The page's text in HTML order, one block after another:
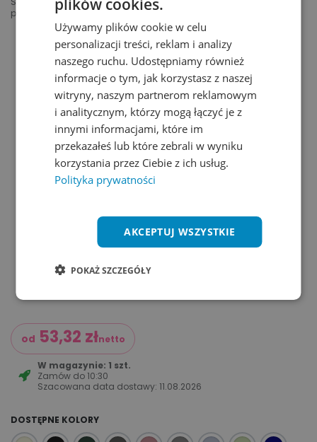
producenta: 9100
od 53,32 złnetto
W magazynie: 1 szt.
Zamów do10:30
Szacowana data dostawy:11.08.2026
DOSTĘPNE KOLORY
plików cookies.
Używamy plików cookie w celu
personalizacji treści, reklam i analizy
naszego ruchu. Udostępniamy również
informacje o tym, jak korzystasz z naszej
witryny, naszym partnerom reklamowym
i analitycznym, którzy mogą łączyć je z
innymi informacjami, które im
przekazałeś lub które zebrali w wyniku
korzystania przez Ciebie z ich usług.
Polityka prywatności
AKCEPTUJ WSZYSTKIE
POKAŻ SZCZEGÓŁY